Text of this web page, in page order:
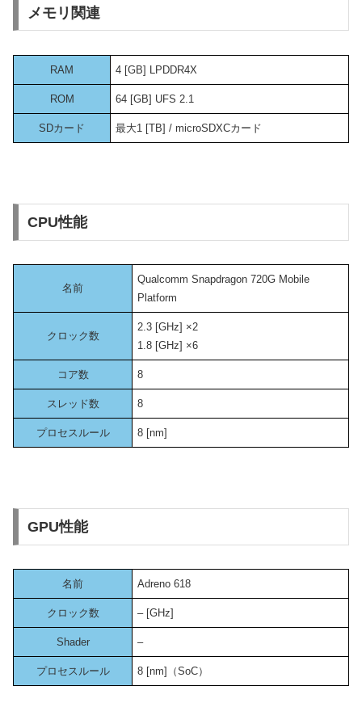
メモリ関連
RAM 4 [GB] LPDDR4X
ROM 64 [GB] UFS 2.1
SDカード 最大1 [TB] / microSDXCカード
CPU性能
名前
Qualcomm Snapdragon 720G Mobile
Platform
クロック数
2.3 [GHz] ×2
1.8 [GHz] ×6
コア数 8
スレッド数 8
プロセスルール 8 [nm]
GPU性能
名前 Adreno 618
クロック数 – [GHz]
Shader –
プロセスルール 8 [nm]（SoC）